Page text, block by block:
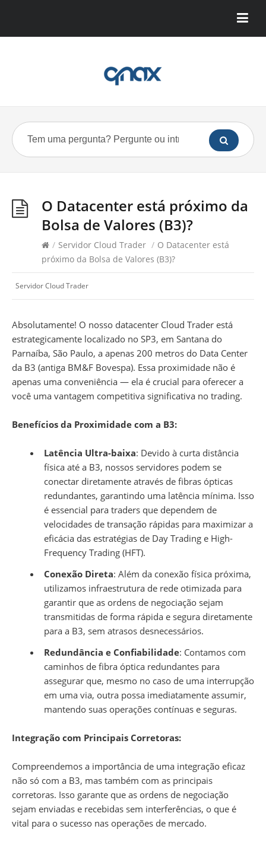
O Datacenter está próximo da
Bolsa de Valores (B3)?
/ Servidor Cloud Trader / O Datacenter está
próximo da Bolsa de Valores (B3)?
Servidor Cloud Trader
Absolutamente! O nosso datacenter Cloud Trader está
estrategicamente localizado no SP3, em Santana do
Parnaíba, São Paulo, a apenas 200 metros do Data Center
da B3 (antiga BM&F Bovespa). Essa proximidade não é
apenas uma conveniência — ela é crucial para oferecer a
você uma vantagem competitiva significativa no trading.
Benefícios da Proximidade com a B3:
Latência Ultra-baixa: Devido à curta distância
física até a B3, nossos servidores podem se
conectar diretamente através de fibras ópticas
redundantes, garantindo uma latência mínima. Isso
é essencial para traders que dependem de
velocidades de transação rápidas para maximizar a
eficácia das estratégias de Day Trading e High-
Frequency Trading (HFT).
Conexão Direta: Além da conexão física próxima,
utilizamos infraestrutura de rede otimizada para
garantir que as ordens de negociação sejam
transmitidas de forma rápida e segura diretamente
para a B3, sem atrasos desnecessários.
Redundância e Confiabilidade: Contamos com
caminhos de fibra óptica redundantes para
assegurar que, mesmo no caso de uma interrupção
em uma via, outra possa imediatamente assumir,
mantendo suas operações contínuas e seguras.
Integração com Principais Corretoras:
Compreendemos a importância de uma integração eficaz
não só com a B3, mas também com as principais
corretoras. Isso garante que as ordens de negociação
sejam enviadas e recebidas sem interferências, o que é
vital para o sucesso nas operações de mercado.